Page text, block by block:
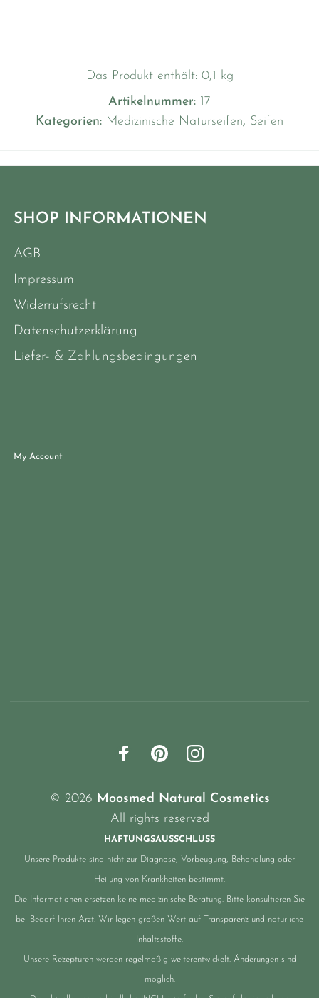
Das Produkt enthält: 0,1 kg
Artikelnummer: 17
Kategorien: Medizinische Naturseifen, Seifen
SHOP INFORMATIONEN
AGB
Impressum
Widerrufsrecht
Datenschutzerklärung
Liefer- & Zahlungsbedingungen
My Account
© 2026 Moosmed Natural Cosmetics
All rights reserved
HAFTUNGSAUSSCHLUSS
Unsere Produkte sind nicht zur Diagnose, Vorbeugung, Behandlung oder
Heilung von Krankheiten bestimmt.
Die Informationen ersetzen keine medizinische Beratung. Bitte konsultieren Sie
bei Bedarf Ihren Arzt. Wir legen großen Wert auf Transparenz und natürliche
Inhaltsstoffe.
Unsere Rezepturen werden regelmäßig weiterentwickelt. Änderungen sind
möglich.